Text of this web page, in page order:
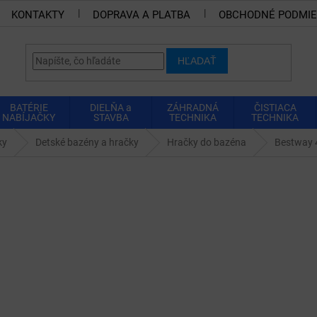
KONTAKTY DOPRAVA A PLATBA OBCHODNÉ
HĽADAŤ
BATÉRIE
NABÍJAČKY
DIELŇA a
STAVBA
ZÁHRADNÁ
TECHNIKA
ČISTIACA
TECHNIKA
Detské bazény a hračky Hračky do bazéna Bestway